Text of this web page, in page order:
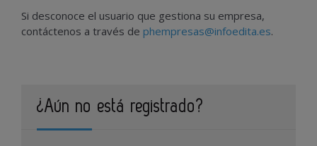
Si desconoce el usuario que gestiona su empresa,
contáctenos a través de phempresas@infoedita.es.
¿Aún no está registrado?